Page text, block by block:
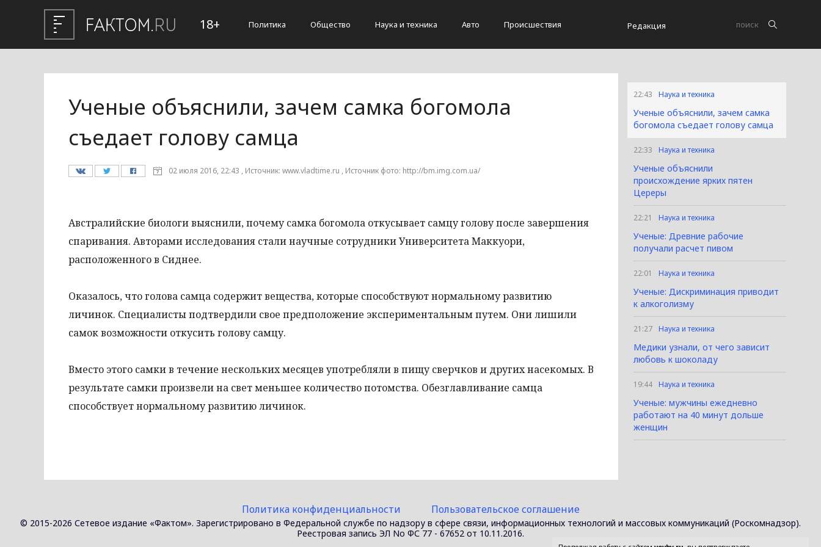
18+ Политика Общество Наука и техника Авто Происшествия Редакция
Ученые объяснили, зачем самка богомола
съедает голову самца
02 июля 2016, 22:43 , Источник: www.vladtime.ru , Источник фото: http://bm.img.com.ua/
Австралийские биологи выяснили, почему самка богомола откусывает самцу голову после завершения
спаривания. Авторами исследования стали научные сотрудники Университета Маккуори,
расположенного в Сиднее.
Оказалось, что голова самца содержит вещества, которые способствуют нормальному развитию
личинок. Специалисты подтвердили свое предположение экспериментальным путем. Они лишили
самок возможности откусить голову самцу.
Вместо этого самки в течение нескольких месяцев употребляли в пищу сверчков и других насекомых. В
результате самки произвели на свет меньшее количество потомства. Обезглавливание самца
способствует нормальному развитию личинок.
22:43 Наука и техника
Ученые объяснили, зачем самка
богомола съедает голову самца
22:33 Наука и техника
Ученые объяснили
происхождение ярких пятен
Цереры
22:21 Наука и техника
Ученые: Древние рабочие
получали расчет пивом
22:01 Наука и техника
Ученые: Дискриминация приводит
к алкоголизму
21:27 Наука и техника
Медики узнали, от чего зависит
любовь к шоколаду
19:44 Наука и техника
Ученые: мужчины ежедневно
работают на 40 минут дольше
женщин
Политика конфиденциальности Пользовательское соглашение
© 2015-2026 Сетевое издание «Фактом». Зарегистрировано в Федеральной службе по надзору в сфере связи, информационных технологий и массовых коммуникаций (Роскомнадзор).
Реестровая запись ЭЛ No ФС 77 - 67652 от 10.11.2016.